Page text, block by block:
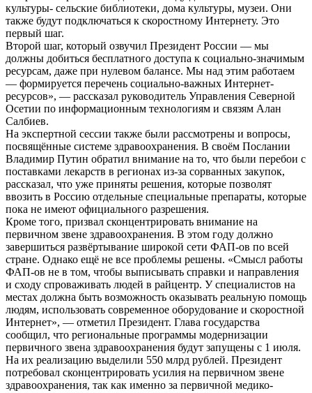
культуры- сельские библиотеки, дома культуры, музеи. Они
также будут подключаться к скоростному Интернету. Это
первый шаг.
Второй шаг, который озвучил Президент России — мы
должны добиться бесплатного доступа к социально-значимым
ресурсам, даже при нулевом балансе. Мы над этим работаем
— формируется перечень социально-важных Интернет-
ресурсов», — рассказал руководитель Управления Северной
Осетии по информационным технологиям и связям Алан
Салбиев.
На экспертной сессии также были рассмотрены и вопросы,
посвящённые системе здравоохранения. В своём Послании
Владимир Путин обратил внимание на то, что были перебои с
поставками лекарств в регионах из-за сорванных закупок,
рассказал, что уже приняты решения, которые позволят
ввозить в Россию отдельные специальные препараты, которые
пока не имеют официального разрешения.
Кроме того, призвал сконцентрировать внимание на
первичном звене здравоохранения. В этом году должно
завершиться развёртывание широкой сети ФАП-ов по всей
стране. Однако ещё не все проблемы решены. «Смысл работы
ФАП-ов не в том, чтобы выписывать справки и направления
и сходу спроваживать людей в райцентр. У специалистов на
местах должна быть возможность оказывать реальную помощь
людям, использовать современное оборудование и скоростной
Интернет», — отметил Президент. Глава государства
сообщил, что региональные программы модернизации
первичного звена здравоохранения будут запущены с 1 июля.
На их реализацию выделили 550 млрд рублей. Президент
потребовал сконцентрировать усилия на первичном звене
здравоохранения, так как именно за первичной медико-